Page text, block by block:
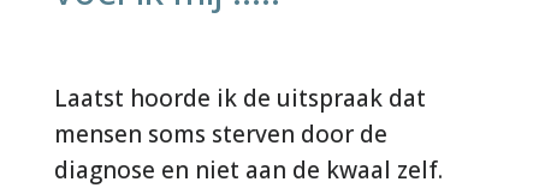
Laatst hoorde ik de uitspraak dat
mensen soms sterven door de
diagnose en niet aan de kwaal zelf.